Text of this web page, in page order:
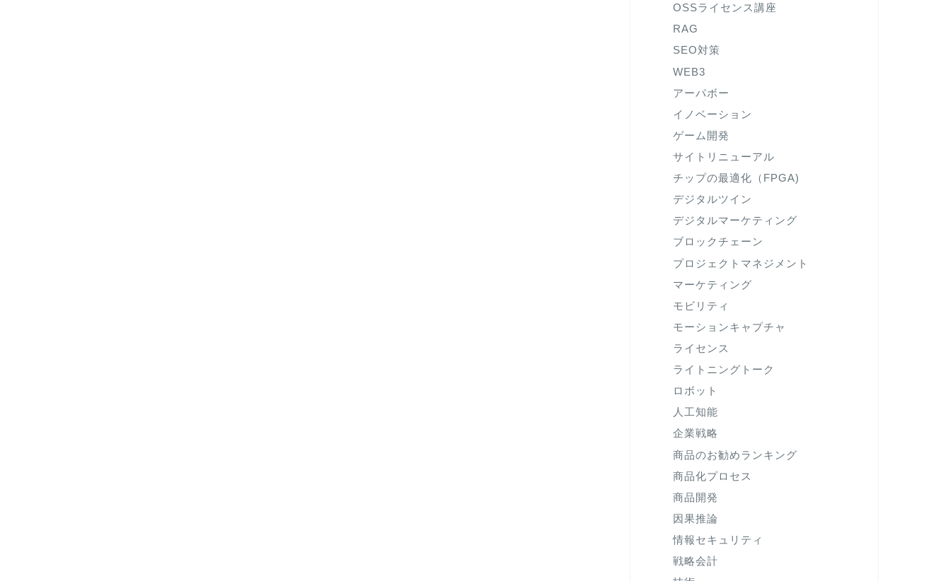
OSSライセンス講座
RAG
SEO対策
WEB3
アーパボー
イノベーション
ゲーム開発
サイトリニューアル
チップの最適化（FPGA)
デジタルツイン
デジタルマーケティング
ブロックチェーン
プロジェクトマネジメント
マーケティング
モビリティ
モーションキャプチャ
ライセンス
ライトニングトーク
ロボット
人工知能
企業戦略
商品のお勧めランキング
商品化プロセス
商品開発
因果推論
情報セキュリティ
戦略会計